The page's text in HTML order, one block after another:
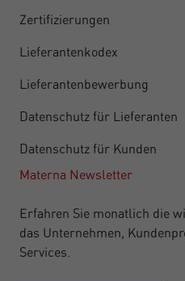
Zertifizierungen
Lieferantenkodex
Lieferantenbewerbung
Datenschutz für Lieferanten
Datenschutz für Kunden
Materna Newsletter
Erfahren Sie monatlich die
das Unternehmen,
Services.